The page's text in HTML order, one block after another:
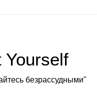
Yourself
безрассудными"